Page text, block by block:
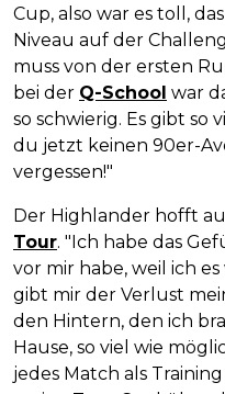
Cup, also war es toll,
Niveau auf der
muss von der ersten
bei der Q-School war
so schwierig. Es gibt so
du jetzt keinen 90er-
vergessen!"
Der Highlander hofft
Tour. "Ich habe das
vor mir habe, weil ich
gibt mir der Verlust
den Hintern, den ich
Hause, so viel wie
jedes Match als